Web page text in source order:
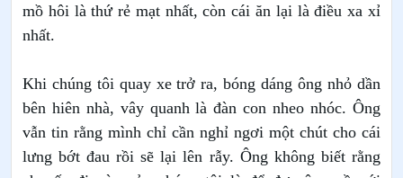
mồ hôi là thứ rẻ mạt nhất, còn cái ăn lại là điều xa xỉ
nhất.
Khi chúng tôi quay xe trở ra, bóng dáng ông nhỏ dần
bên hiên nhà, vây quanh là đàn con nheo nhóc. Ông
vẫn tin rằng mình chỉ cần nghỉ ngơi một chút cho cái
lưng bớt đau rồi sẽ lại lên rẫy. Ông không biết rằng